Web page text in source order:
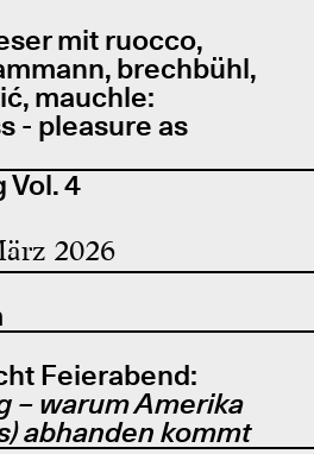
mit ruocco,
brechbühl,
mauchle:
- pleasure as
Vol. 4
2026
Feierabend:
– warum Amerika
abhanden kommt